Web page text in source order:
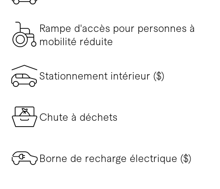
Rampe d'accès pour personnes à
mobilité réduite
Stationnement intérieur ($)
Chute à déchets
Borne de recharge électrique ($)